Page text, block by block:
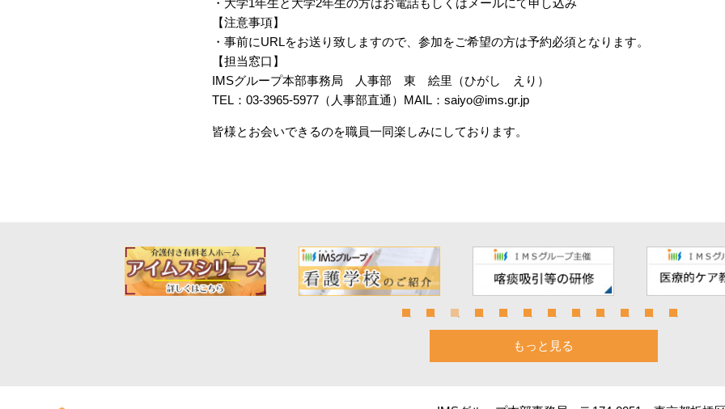
・大学1年生と大学2年生の方はお電話もしくはメールにて申し込み
【注意事項】
・事前にURLをお送り致しますので、参加をご希望の方は予約必須となります。
【担当窓口】
IMSグループ本部事務局 人事部 東 絵里（ひがし えり）
TEL：03-3965-5977（人事部直通）MAIL： saiyo@ims.gr.jp
皆様とお会いできるのを職員一同楽しみにしております。
もっと見る